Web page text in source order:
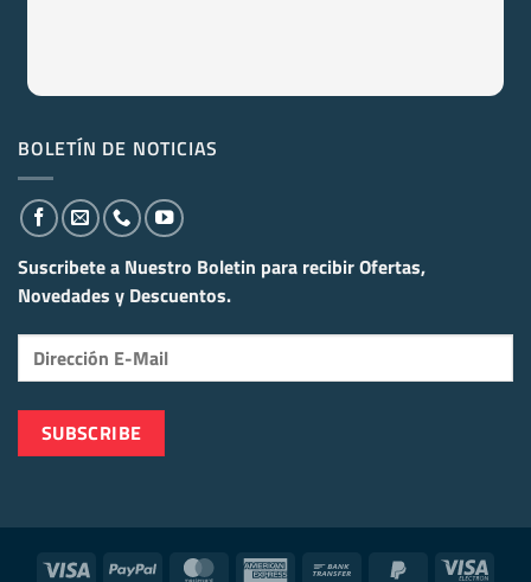
BOLETÍN DE NOTICIAS
Suscribete a Nuestro Boletin para recibirOfertas,
Novedades y Descuentos.
Visa PayPal MasterCard American
PayPal
Visa